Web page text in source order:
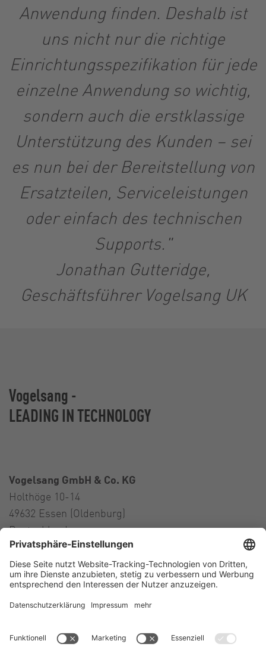
Anwendung finden. Deshalb ist
uns nicht nur die richtige
Einrichtungsspezifikation für jede
einzelne Anwendung so wichtig,
sondern auch die erstklassige
Unterstützung des Kunden – sei
es nun bei der Bereitstellung von
Ersatzteilen, Serviceleistungen
oder einfach des technischen
Supports."
Jonathan Gutteridge,
Geschäftsführer Vogelsang UK
Vogelsang -
LEADING IN TECHNOLOGY
Vogelsang GmbH & Co. KG
Holthöge 10-14
49632 Essen (Oldenburg)
Deutschland
Kontakt
Tel.:+49 5434 83 0